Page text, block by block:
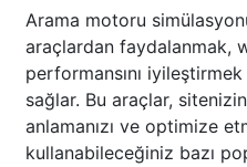
Arama motoru
araçlardan faydalanmak,
performansını
sağlar. Bu araçlar,
anlamanızı ve optimize
kullanabileceğiniz bazı